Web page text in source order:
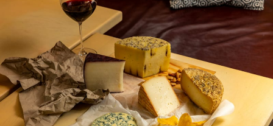
TV Program
Škola vaření
Recepty z TV